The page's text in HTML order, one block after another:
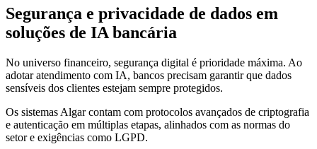
Segurança e privacidade de dados em
soluções de IA bancária
No universo financeiro, segurança digital é prioridade máxima. Ao
adotar atendimento com IA, bancos precisam garantir que dados
sensíveis dos clientes estejam sempre protegidos.
Os sistemas Algar contam com protocolos avançados de criptografia
e autenticação em múltiplas etapas, alinhados com as normas do
setor e exigências como LGPD.